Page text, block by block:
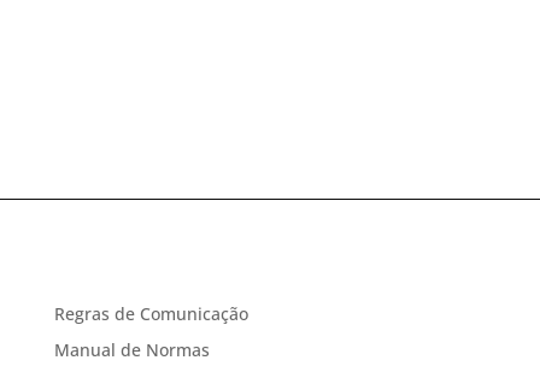
Regras de Comunicação
Manual de Normas